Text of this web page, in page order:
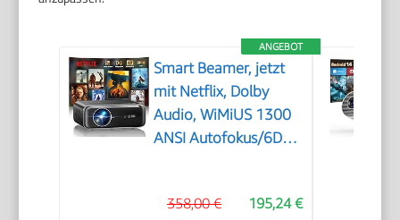
ANGEBOT
Smart Beamer, jetzt
mit Netflix, Dolby
Audio, WiMiUS 1300
ANSI Autofokus/6D
Unterstützt, WiFi195,24 €
358,00 €